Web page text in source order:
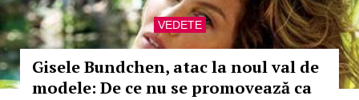
VEDETE
Gisele Bundchen, atac la noul val de
modele: De ce nu se promovează ca